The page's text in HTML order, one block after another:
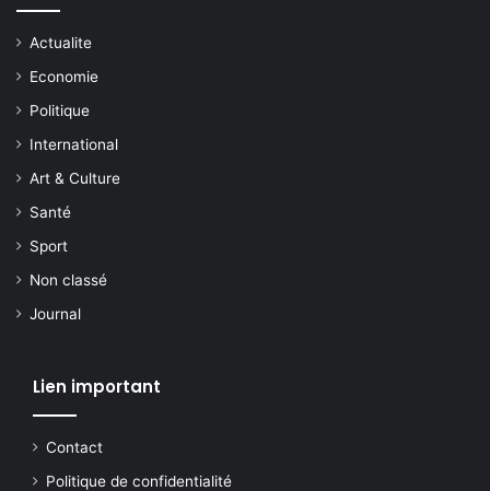
Actualite
Economie
Politique
International
Art & Culture
Santé
Sport
Non classé
Journal
Lien important
Contact
Politique de confidentialité